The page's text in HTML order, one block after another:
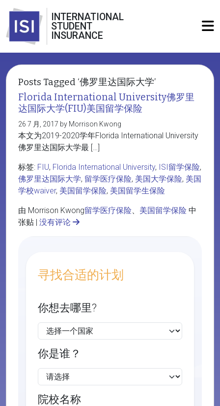
INTERNATIONAL
STUDENT
INSURANCE
Posts Tagged ‘佛罗里达国际大学’
Florida International University佛罗里
达国际大学(FIU)美国留学保险
26 7 月, 2017 by Morrison Kwong
本文为2019-2020学年Florida International University
佛罗里达国际大学最 […]
标签: FIU, Florida International University, ISI留学保险,
佛罗里达国际大学, 留学医疗保险, 美国大学保险, 美国
学校waiver, 美国留学保险, 美国留学生保险
由 Morrison Kwong留学医疗保险、 美国留学保险 中
张贴 | 没有评论
寻找合适的计划
你想去哪里?
你是谁？
院校名称